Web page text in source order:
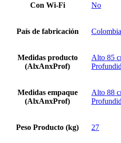
Con Wi-Fi No
País de fabricación Colombia
Medidas producto
(AlxAnxProf)
Alto 85
Medidas empaque
(AlxAnxProf)
Alto 88
Peso Producto (kg) 27